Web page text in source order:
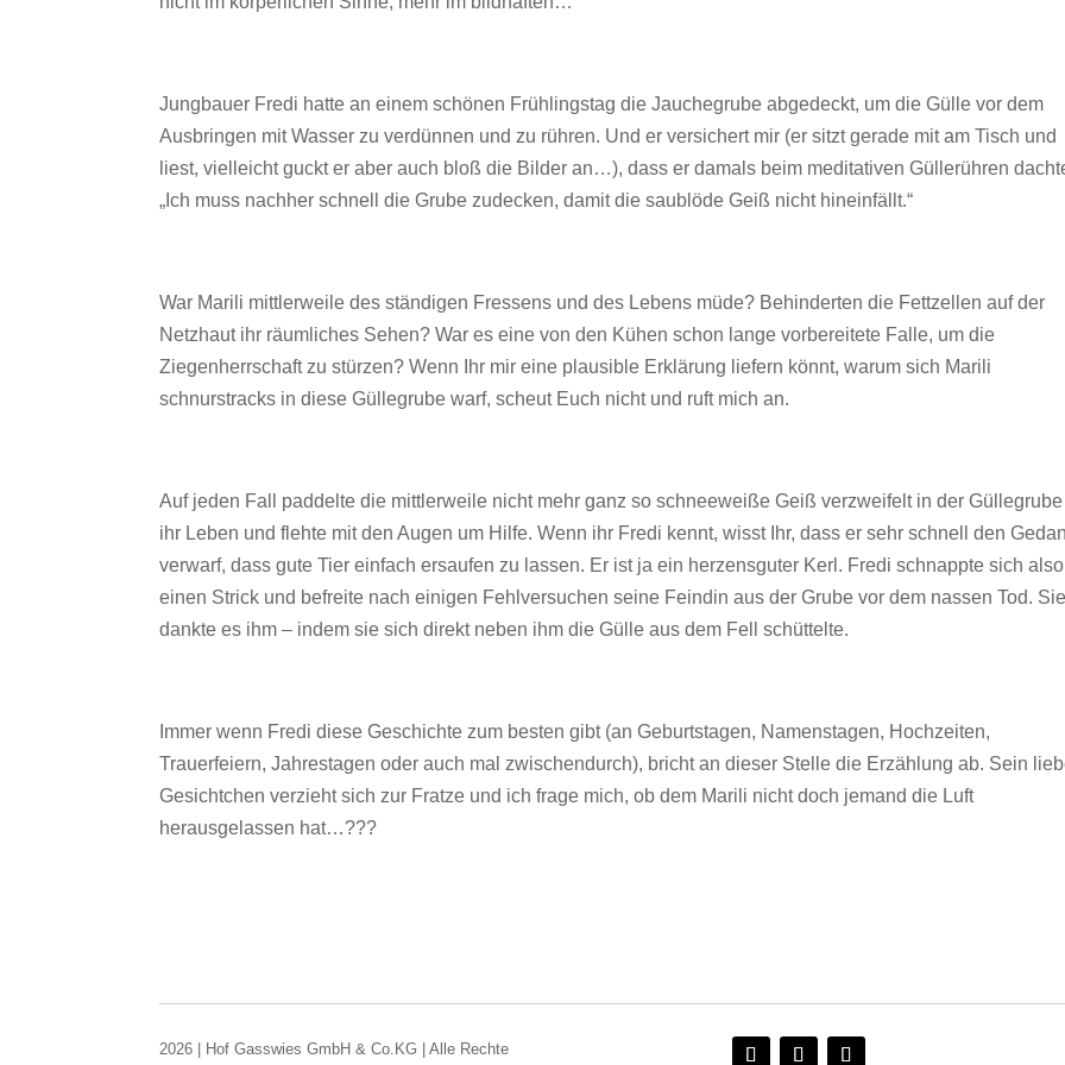
Jungbauer Fredi hatte an einem schönen Frühlingstag die Jauchegrube abgedeckt, um die Gülle vor dem
Ausbringen mit Wasser zu verdünnen und zu rühren. Und er versichert mir (er sitzt gerade mit am Tisch und
liest, vielleicht guckt er aber auch bloß die Bilder an…), dass er damals beim meditativen Güllerühren
„Ich muss nachher schnell die Grube zudecken, damit die saublöde Geiß nicht hineinfällt.“
War Marili mittlerweile des ständigen Fressens und des Lebens müde? Behinderten die Fettzellen auf der
Netzhaut ihr räumliches Sehen? War es eine von den Kühen schon lange vorbereitete Falle, um die
Ziegenherrschaft zu stürzen? Wenn Ihr mir eine plausible Erklärung liefern könnt, warum sich Marili
schnurstracks in diese Güllegrube warf, scheut Euch nicht und ruft mich an.
Auf jeden Fall paddelte die mittlerweile nicht mehr ganz so schneeweiße Geiß verzweifelt in der
ihr Leben und flehte mit den Augen um Hilfe. Wenn ihr Fredi kennt, wisst Ihr, dass er sehr schnell den
verwarf, dass gute Tier einfach ersaufen zu lassen. Er ist ja ein herzensguter Kerl. Fredi schnappte sich also
einen Strick und befreite nach einigen Fehlversuchen seine Feindin aus der Grube vor dem nassen Tod. Sie
dankte es ihm – indem sie sich direkt neben ihm die Gülle aus dem Fell schüttelte.
Immer wenn Fredi diese Geschichte zum besten gibt (an Geburtstagen, Namenstagen, Hochzeiten,
Trauerfeiern, Jahrestagen oder auch mal zwischendurch), bricht an dieser Stelle die Erzählung ab. Sein
Gesichtchen verzieht sich zur Fratze und ich frage mich, ob dem Marili nicht doch jemand die Luft
herausgelassen hat…???
2026 | Hof Gasswies GmbH & Co.KG | Alle Rechte